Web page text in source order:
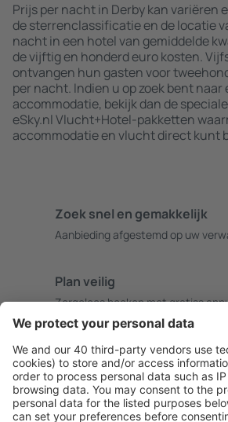
Prijs per nacht in Derby kan variëren
de sterrenclassificatie en de locatie
nacht in een hotel van gemiddelde
de vijftig en honderd euro kosten.
ontvangen hun gasten voor
per nacht. Indien u op zoek bent naar
accommodatie, bekijk dan de
eSky.nl Vlucht+Hotel-pakketten
accommodatie en vlucht direct kunt
Zoek snel en gemakkelijk
Aanbieding afgestemd op uw
Plan veilig
Zorgeloos boeken met gratiss
Bespaar meer
Reisaanbiedingen en speciale
geregistreerde gebruikers.